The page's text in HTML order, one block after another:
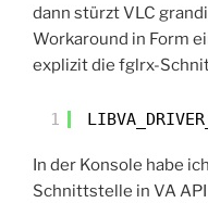
dann stürzt VLC
Workaround in Form
explizit die fglrx-
1
In der Konsole habe
Schnittstelle in VA